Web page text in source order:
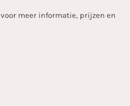
meer informatie, prijzen en